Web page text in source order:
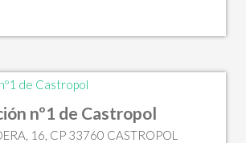
nº1 de Castropol
16, CP 33760 CASTROPOL